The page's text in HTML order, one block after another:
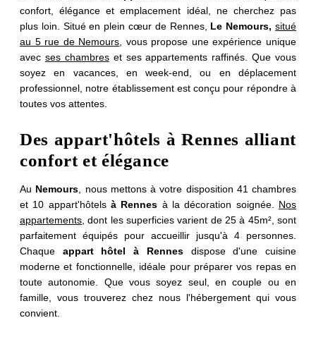
confort, élégance et emplacement idéal, ne cherchez pas
plus loin. Situé en plein cœur de Rennes, Le Nemours,situé
au 5 rue de Nemours , vous propose une expérience unique
avec ses chambreset ses appartements raffinés. Que vous
soyez en vacances, en week-end, ou en déplacement
professionnel, notre établissement est conçu pour répondre à
toutes vos attentes.
Des appart'hôtels à Rennes alliant
confort et élégance
Au Nemours , nous mettons à votre disposition 41 chambres
et 10 appart'hôtelsà Rennes à la décoration soignée. Nos
appartements , dont les superficies varient de 25 à 45m², sont
parfaitement équipés pour accueillir jusqu'à 4 personnes.
Chaque appart hôtel à Rennesdispose d'une cuisine
moderne et fonctionnelle, idéale pour préparer vos repas en
toute autonomie. Que vous soyez seul, en couple ou en
famille, vous trouverez chez nous l'hébergement qui vous
convient.